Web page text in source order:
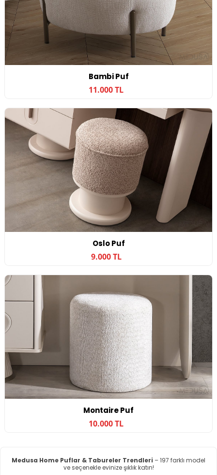
Bambi Puf
11.000 TL
Oslo Puf
9.000 TL
Montaire Puf
10.000 TL
Medusa Home Puflar & Tabureler Trendleri – 197 farklı model
ve seçenekle evinize şıklık katın!